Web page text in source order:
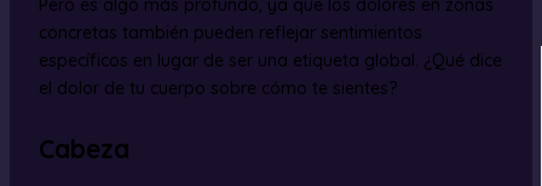
Pero es algo más profundo, ya que los dolores en zonas
concretas también pueden reflejar sentimientos
específicos en lugar de ser una etiqueta global. ¿Qué dice
el dolor de tu cuerpo sobre cómo te sientes?
Cabeza